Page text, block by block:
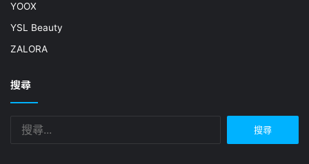
YOOX
YSL Beauty
ZALORA
搜尋